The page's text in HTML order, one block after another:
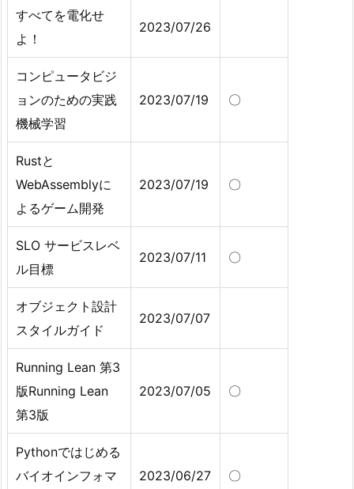
すべてを電化せ
よ！
2023/07/26
コンピュータビジ
ョンのための実践
機械学習
2023/07/19 〇
Rustと
WebAssemblyに
よるゲーム開発
2023/07/19 〇
SLO サービスレベ
ル目標
2023/07/11 〇
オブジェクト設計
スタイルガイド
2023/07/07
Running Lean 第3
版Running Lean
第3版
2023/07/05 〇
Pythonではじめる
バイオインフォマ
2023/06/27 〇